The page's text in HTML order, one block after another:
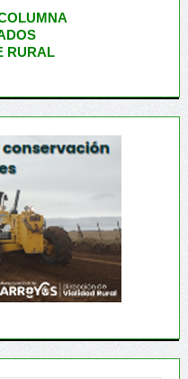
RURAL